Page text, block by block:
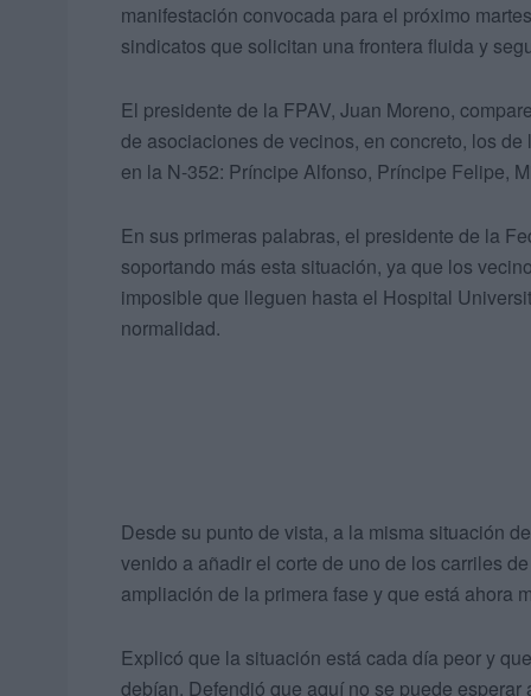
manifestación convocada para el próximo
sindicatos que solicitan una frontera fluida y
El presidente de la FPAV, Juan Moreno,
de asociaciones de vecinos, en concreto, los
en la N-352: Príncipe Alfonso, Príncipe Felipe,
En sus primeras palabras, el presidente de la
soportando más esta situación, ya que los
imposible que lleguen hasta el Hospital
normalidad.
Desde su punto de vista, a la misma situación
venido a añadir el corte de uno de los carriles
ampliación de la primera fase y que está ahora
Explicó que la situación está cada día peor y
debían. Defendió que aquí no se puede